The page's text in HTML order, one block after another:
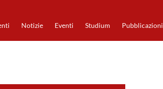
Notizie Eventi Studium Pubblicazioni